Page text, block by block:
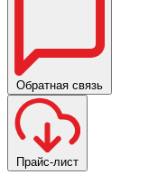
Обратная связь
Прайс-лист